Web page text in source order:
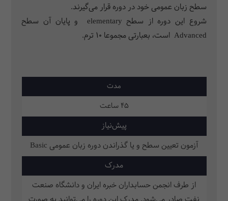
سطح زبان عمومی خود در دوره قرار می‌گیرند.
شروع این دوره از سطح elementary و پایان آن سطح
Advanced است، بعبارتی مجموعا 10 ترم.
مدت
45 ساعت
پیش‌نیاز
آزمون تعیین سطح و یا گذراندن دوره زبان عمومی Basic
مدرک
از طرف انجمن حسابداران خبره ایران و دانشگاه صنعت